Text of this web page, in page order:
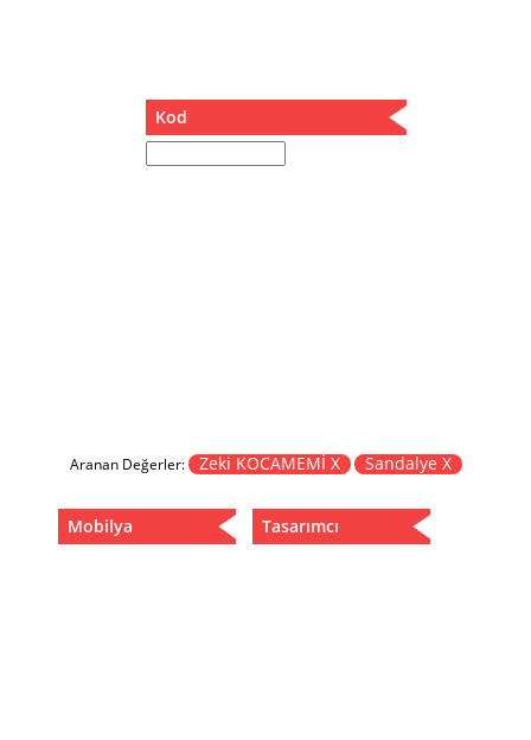
Separatör
Kod
Aranan Değerler: Zeki KOCAMEMİ X Sandalye X
Mobilya Tasarımcı